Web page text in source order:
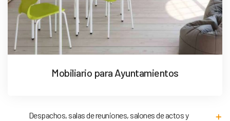
Mobiliario para Ayuntamientos
Despachos, salas de reuniones, salones de actos y